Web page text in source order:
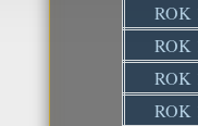
ROK
ROK
ROK
ROK